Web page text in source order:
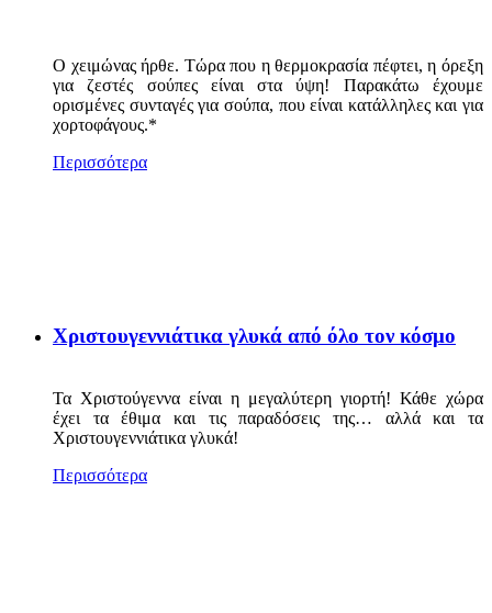
Ο χειμώνας ήρθε. Τώρα που η θερμοκρασία πέφτει, η όρεξη
για ζεστές σούπες είναι στα ύψη! Παρακάτω έχουμε
ορισμένες συνταγές για σούπα, που είναι κατάλληλες και για
χορτοφάγους.*
Περισσότερα
Χριστουγεννιάτικα γλυκά από όλο τον κόσμο
Τα Χριστούγεννα είναι η μεγαλύτερη γιορτή! Κάθε χώρα
έχει τα έθιμα και τις παραδόσεις της… αλλά και τα
Χριστουγεννιάτικα γλυκά!
Περισσότερα